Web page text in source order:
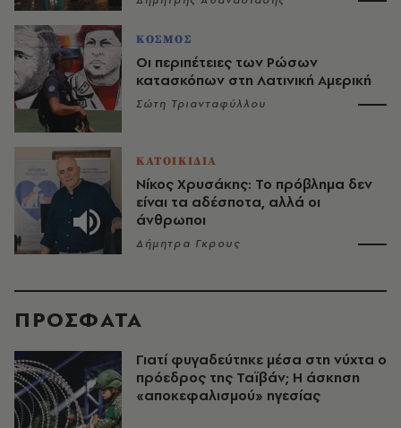
ΚΟΣΜΟΣ
Οι περιπέτειες των Ρώσων
κατασκόπων στη Λατινική Αμερική
Σώτη Τριανταφύλλου
ΚΑΤΟΙΚΙΔΙΑ
Νίκος Χρυσάκης: Το πρόβλημα δεν
είναι τα αδέσποτα, αλλά οι
άνθρωποι
Δήμητρα Γκρους
ΠΡΟΣΦΑΤΑ
Γιατί φυγαδεύτηκε μέσα στη νύχτα ο
πρόεδρος της Ταϊβάν; Η άσκηση
«αποκεφαλισμού» ηγεσίας